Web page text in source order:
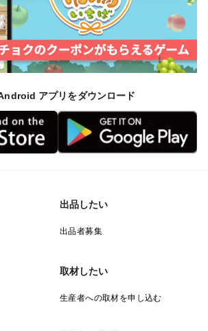
アプリをダウンロード
出品したい
出品者募集
取材したい
生産者への取材を申し込む